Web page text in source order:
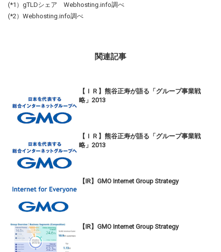
(*1）gTLDシェア Webhosting.info調べ
(*2）Webhosting.info調べ
関連記事
【ＩＲ】熊谷正寿が語る「グループ事業戦
略」2013
【ＩＲ】熊谷正寿が語る「グループ事業戦
略」2013
【IR】GMO Internet Group Strategy
【IR】GMO Internet Group Strategy